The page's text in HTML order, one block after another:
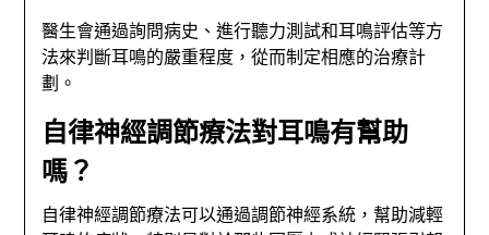
醫生會通過詢問病史、進行聽力測試和耳鳴評估等方
法來判斷耳鳴的嚴重程度，從而制定相應的治療計
劃。
自律神經調節療法對耳鳴有幫助
嗎？
自律神經調節療法可以通過調節神經系統，幫助減輕